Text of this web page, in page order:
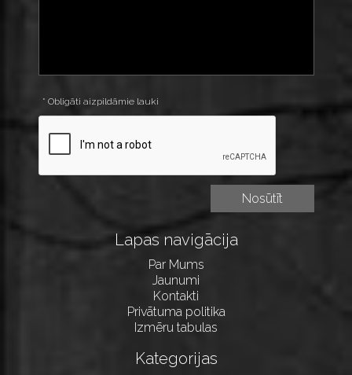
* Obligāti aizpildāmie lauki
Lapas navigācija
Par Mums
Jaunumi
Kontakti
Privātuma politika
Izmēru tabulas
Kategorijas